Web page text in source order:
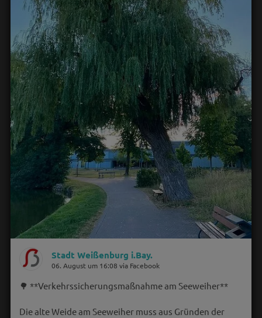
Stadt Weißenburg i.Bay.
06. August um 16:08 via Facebook
🌳 **Verkehrssicherungsmaßnahme am Seeweiher**
Die alte Weide am Seeweiher muss aus Gründen der